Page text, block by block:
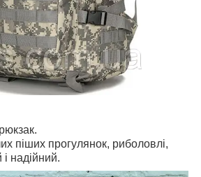
піших прогулянок, риболовлі,
надійний.